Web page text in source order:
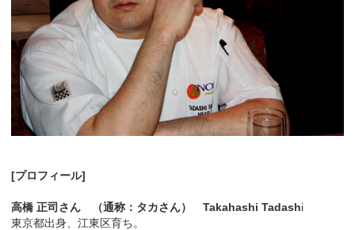
[プロフィール]
高橋 正司さん （通称：タカさん） Takahashi Tadashi
東京都出身、江東区育ち。